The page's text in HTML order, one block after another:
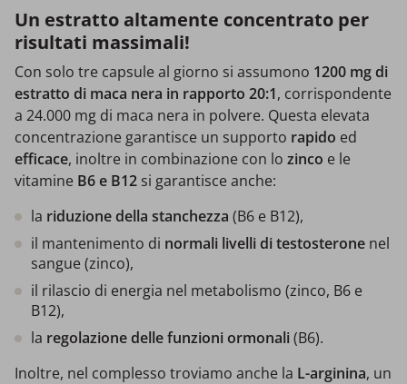
Un estratto altamente concentrato per
risultati massimali!
Con solo tre capsule al giorno si assumono 1200 mg di
estratto di maca nera in rapporto 20:1, corrispondente
a 24.000 mg di maca nera in polvere. Questa elevata
concentrazione garantisce un supporto rapido ed
efficace, inoltre in combinazione con lo zinco e le
vitamine B6 e B12 si garantisce anche:
la riduzione della stanchezza (B6 e B12),
il mantenimento di normali livelli di testosterone nel
sangue (zinco),
il rilascio di energia nel metabolismo (zinco, B6 e
B12),
la regolazione delle funzioni ormonali(B6).
Inoltre, nel complesso troviamo anche la L-arginina, un